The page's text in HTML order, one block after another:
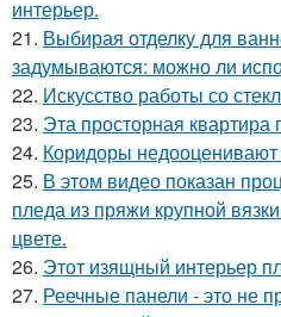
интерьер.
21. Выбирая отделку для
задумываются: можно ли
22. Искусство работы со
23. Эта просторная
24. Коридоры недооценивают
25. В этом видео показан
пледа из пряжи крупной
цвете.
26. Этот изящный интерьер
27. Реечные панели - это не